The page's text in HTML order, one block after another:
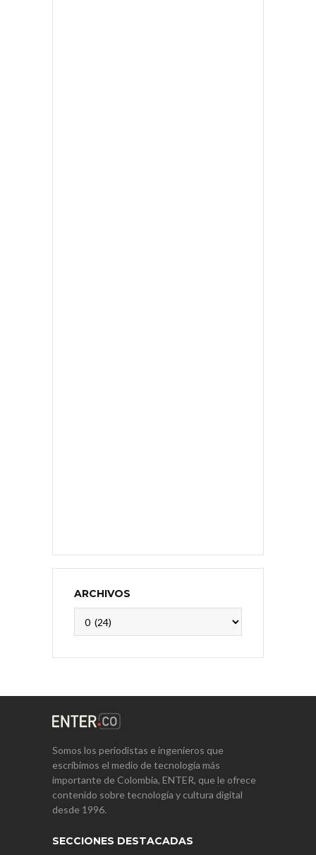
ARCHIVOS
Somos los periodistas e ingenieros que
escribimos el medio de tecnología más
importante de Colombia, ENTER, que le ofrece
contenido sobre tecnología y cultura digital
desde 1996.
SECCIONES DESTACADAS